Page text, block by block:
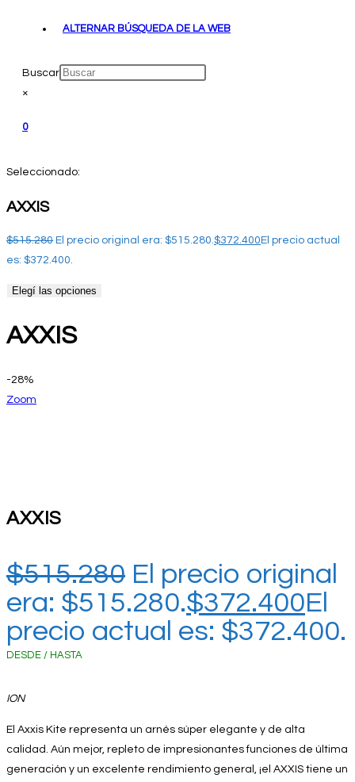
ALTERNAR BÚSQUEDA DE LA WEB
Buscar
×
0
Seleccionado:
AXXIS
$515.280 El precio original era: $515.280.$372.400 El precio actual
es: $372.400.
Elegí las opciones
AXXIS
-28%
Zoom
AXXIS
$515.280 El precio original
era: $515.280.$372.400El
precio actual es: $372.400.
DESDE / HASTA
ION
El Axxis Kite representa un arnés súper elegante y de alta
calidad. Aún mejor, repleto de impresionantes funciones de última
generación y un excelente rendimiento general, ¡el AXXIS tiene un